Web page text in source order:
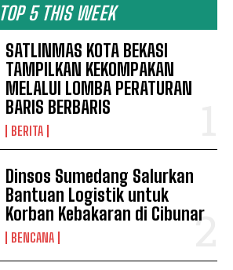
TOP 5 THIS WEEK
SATLINMAS KOTA BEKASI
TAMPILKAN KEKOMPAKAN
MELALUI LOMBA PERATURAN
BARIS BERBARIS
BERITA
Dinsos Sumedang Salurkan
Bantuan Logistik untuk
Korban Kebakaran di Cibunar
BENCANA